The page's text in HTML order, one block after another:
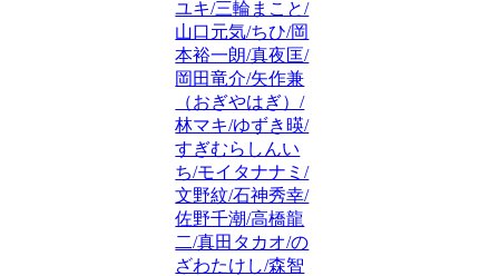
ユキ/三輪まこと/
山口元気/ちひ/岡
本裕一朗/真夜匡/
岡田竜介/矢作兼
（おぎやはぎ）/
林マキ/ゆずき暎/
すぎむらしんい
ち/モイタナナミ/
文野紋/石神秀幸/
佐野千潮/高橋龍
二/真田タカオ/の
ざわたけし/森智